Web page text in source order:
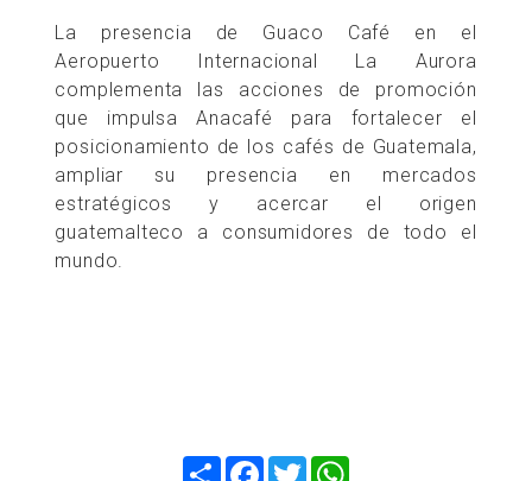
La presencia de Guaco Café en el
Aeropuerto Internacional La Aurora
complementa las acciones de promoción
que impulsa Anacafé para fortalecer el
posicionamiento de los cafés de Guatemala,
ampliar su presencia en mercados
estratégicos y acercar el origen
guatemalteco a consumidores de todo el
mundo.
CompartirFacebook
Twitter